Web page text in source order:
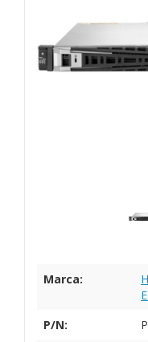
Marca:
P/N: